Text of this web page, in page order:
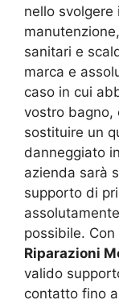
nello
sanitari e
marca e
caso in cui
vostro bagno,
sostituire un
danneggiato
azienda sarà
supporto di
possibile.
Riparazioni
valido
contatto fino